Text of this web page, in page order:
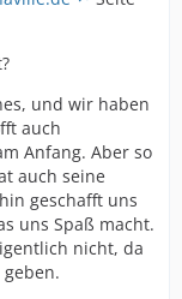
und wir haben
auch
Anfang. Aber so
auch seine
geschafft uns
uns Spaß macht.
nicht, da